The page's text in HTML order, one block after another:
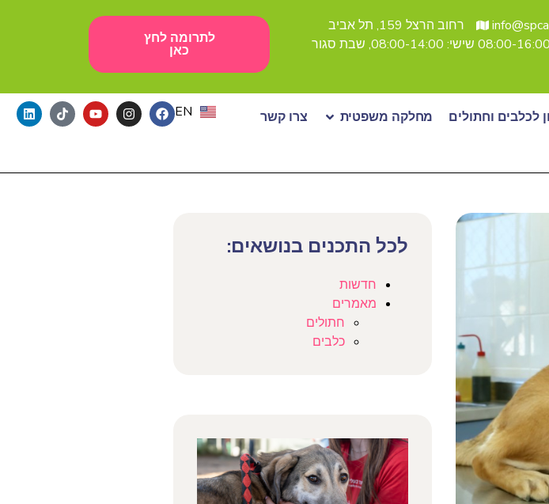
רחוב הרצל 159, תל אביב
לתרומה לחץ
כאן
לכלבים וחתולים מחלקה משפטית
צרו קשר
EN
לכל התכנים בנושאים:
חדשות
מאמרים
חתולים
כלבים